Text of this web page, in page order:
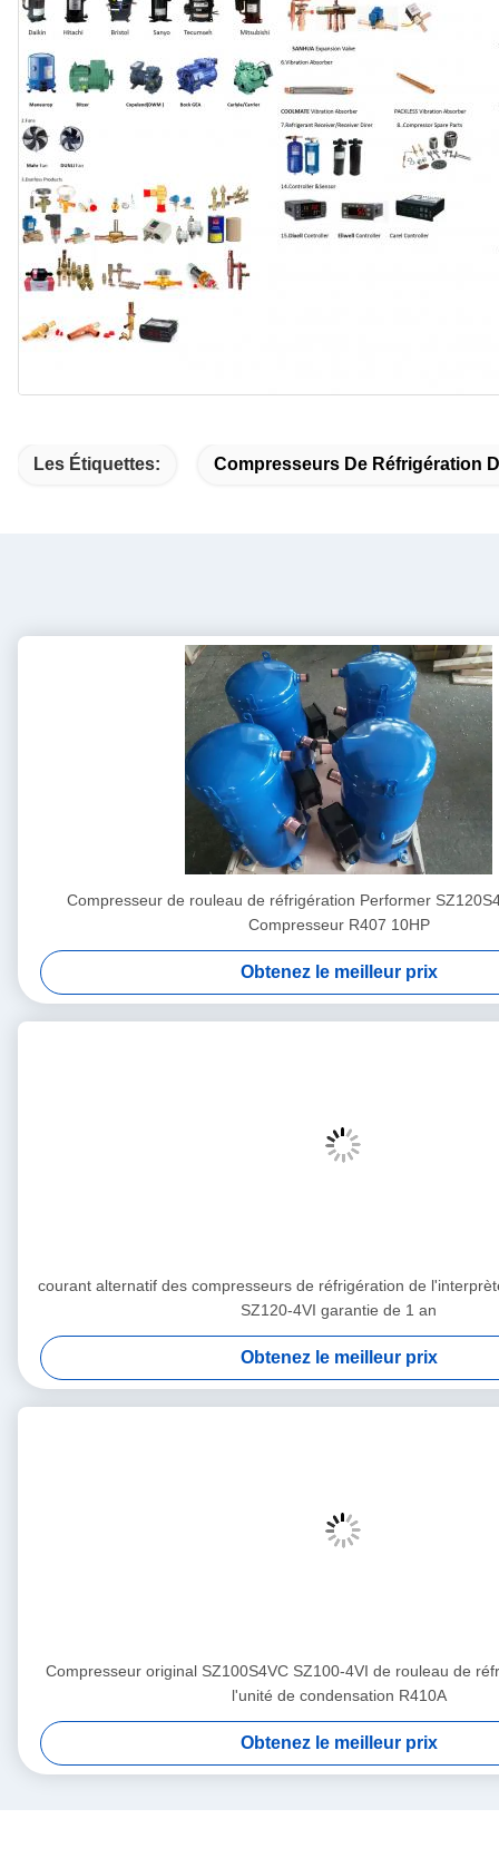
Les Étiquettes: Compresseurs De Réfrigération
Compresseur de rouleau de réfrigération Performer
Compresseur R407 10HP
Obtenez le meilleur prix
courant alternatif des compresseurs de réfrigération de
SZ120-4VI garantie de 1 an
Obtenez le meilleur prix
Compresseur original SZ100S4VC SZ100-4VI de rouleau de
l'unité de condensation R410A
Obtenez le meilleur prix